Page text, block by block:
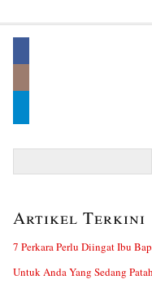
Artikel Terkini
7 Perkara Perlu Diingat Ibu
Untuk Anda Yang Sedang